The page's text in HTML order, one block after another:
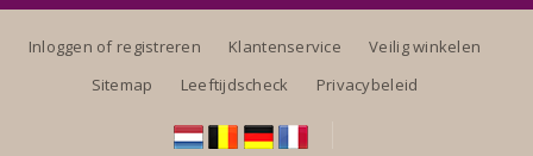
Inloggen of registreren Klantenservice
Veilig winkelen
Sitemap
Leeftijdscheck Privacybeleid